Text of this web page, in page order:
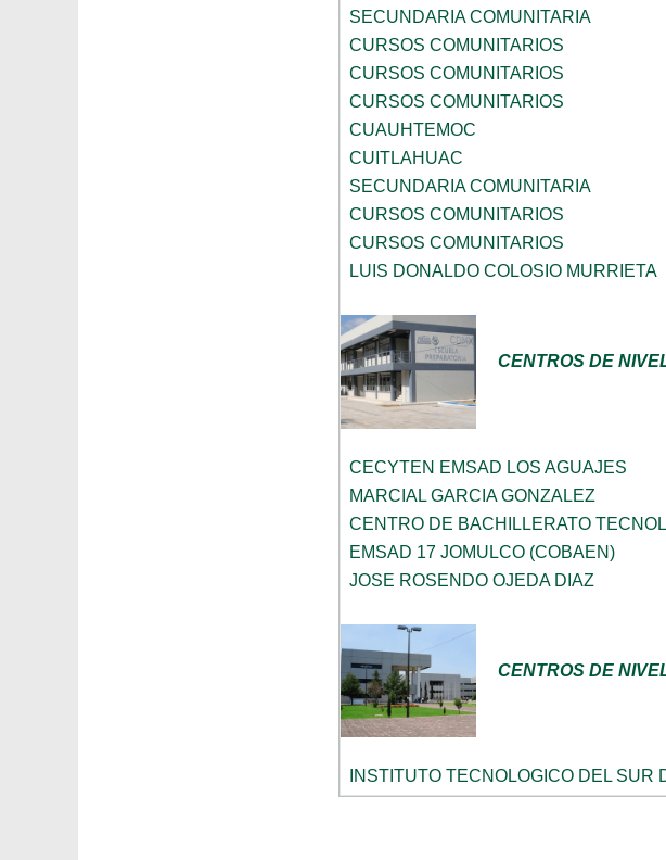
SECUNDARIA COMUNITARIA
CURSOS COMUNITARIOS
CURSOS COMUNITARIOS
CURSOS COMUNITARIOS
CUAUHTEMOC
CUITLAHUAC
SECUNDARIA COMUNITARIA
CURSOS COMUNITARIOS
CURSOS COMUNITARIOS
LUIS DONALDO COLOSIO MURRIETA
CENTROS DE
CECYTEN EMSAD LOS AGUAJES
MARCIAL GARCIA GONZALEZ
CENTRO DE BACHILLERATO
EMSAD 17 JOMULCO (COBAEN)
JOSE ROSENDO OJEDA DIAZ
CENTROS DE
INSTITUTO TECNOLOGICO DEL SUR